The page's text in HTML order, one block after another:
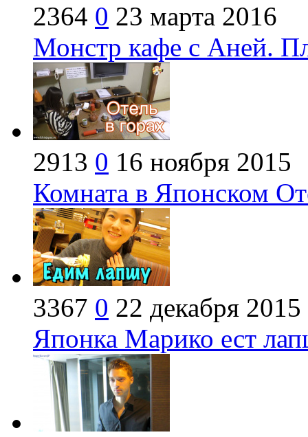
2364 0 23 марта 2016
Монстр кафе с Аней.
2913 0 16 ноября 2015
Комната в Японском
3367 0 22 декабря 2015
Японка Марико ест